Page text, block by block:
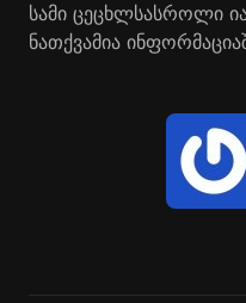
სამი ცე­ცხლსას­რო­ლი
ნათ­ქვა­მია